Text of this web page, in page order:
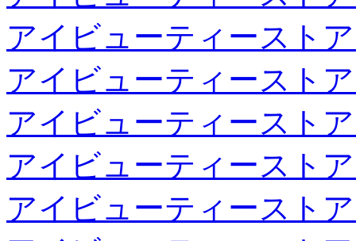
アイビューティースト
アイビューティースト
アイビューティースト
アイビューティースト
アイビューティースト